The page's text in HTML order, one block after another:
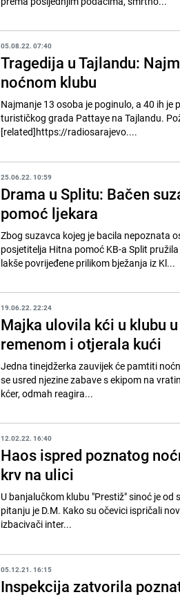
05.08.22. 07:40
Tragedija u Tajlandu:
noćnom klubu
Najmanje 13 osoba je poginulo, a 40 ih
turističkog grada Pattaye na Tajlandu.
[related]https://radiosarajevo....
25.06.22. 10:59
Drama u Splitu: Bačen
pomoć ljekara
Zbog suzavca kojeg je bacila nepoznata
posjetitelja Hitna pomoć KB-a Split
lakše povrijeđene prilikom bježanja iz Kl...
19.06.22. 22:24
Majka ulovila kći u klubu
remenom i otjerala kući
Jedna tinejdžerka zauvijek će pamtiti
se usred njezine zabave s ekipom na
kćer, odmah reagira...
12.02.22. 16:40
Haos ispred poznatog
krv na ulici
U banjalučkom klubu "Prestiž" sinoć je
pitanju je D.M. Кako su očevici ispričali
izbacivači inter...
05.12.21. 16:15
Inspekcija zatvorila